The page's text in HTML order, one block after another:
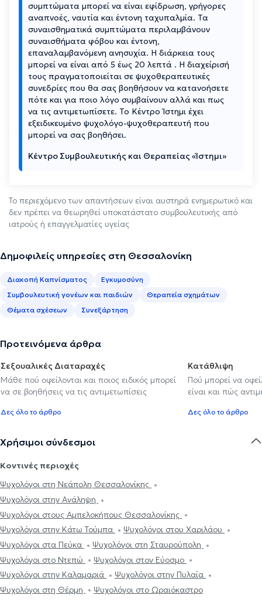
συμπτώματα μπορεί να είναι εφίδρωση, γρήγορες
αναπνοές, ναυτία και έντονη ταχυπαλμία. Τα
συναισθηματικά συμπτώματα περιλαμβάνουν
συναισθήματα φόβου και έντονη,
επαναλαμβανόμενη ανησυχία. Η διάρκεια τους
μπορεί να είναι από 5 έως 20 λεπτά . Η διαχείρισή
τους πραγματοποιείται σε ψυχοθεραπευτικές
συνεδρίες που θα σας βοηθήσουν να κατανοήσετε
πότε και για ποιο λόγο συμβαίνουν αλλά και πως
να τις αντιμετωπίσετε. Το Κέντρο Ίστημι έχει
εξειδικευμένο ψυχολόγο-ψυχοθεραπευτή που
μπορεί να σας βοηθήσει.
Κέντρο Συμβουλευτικής και Θεραπείας «Ίστημι»
Το περιεχόμενο των απαντήσεων είναι αυστηρά ενημερωτικό και
δεν πρέπει να θεωρηθεί υποκατάστατο συμβουλευτικής από
ιατρούς ή επαγγελματίες υγείας
Δημοφιλείς υπηρεσίες στη Θεσσαλονίκη
Διακοπή Καπνίσματος
Εγκυμοσύνη
Συμβουλευτική γονέων και παιδιών
Θεραπεία σχημάτων
Θέματα σχέσεων
Συνεξάρτηση
Προτεινόμενα άρθρα
Σεξουαλικές Διαταραχές
Μάθε πού οφείλονται και ποιος ειδικός μπορεί
να σε βοηθήσεις να τις αντιμετωπίσεις
Δες όλο το άρθρο
Κατάθλιψη
Πού μπορεί να
είναι και πώς
Δες όλο το άρθρο
Χρήσιμοι σύνδεσμοι
Κοντινές περιοχές
Ψυχολόγοι στη Νεάπολη Θεσσαλονίκης
Ψυχολόγοι στην Ανάληψη
Ψυχολόγοι στους Αμπελοκήπους Θεσσαλονίκης
Ψυχολόγοι στην Κάτω Τούμπα
Ψυχολόγοι στου Χαριλάου
Ψυχολόγοι στα Πεύκα
Ψυχολόγοι στη Σταυρούπολη
Ψυχολόγοι στο Ντεπώ
Ψυχολόγοι στον Εύοσμο
Ψυχολόγοι στην Καλαμαριά
Ψυχολόγοι στην Πυλαία
Ψυχολόγοι στη Θέρμη
Ψυχολόγοι στο Ωραιόκαστρο